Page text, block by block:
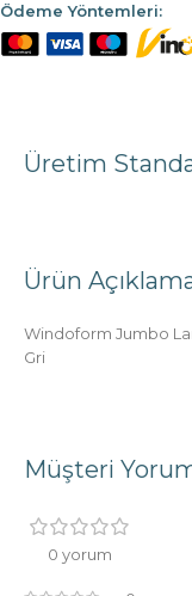
Ödeme Yöntemleri:
Ürün
Windoform Jumbo
Gri
Üretim
Müşteri
0 yorum